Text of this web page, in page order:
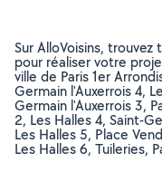
Sur AlloVoisins,
pour réaliser votre
ville de Paris 1er
Germain l'Auxerrois 4,
Germain l'Auxerrois 3,
2, Les Halles 4, Saint-
Les Halles 5, Place
Les Halles 6, Tuileries,